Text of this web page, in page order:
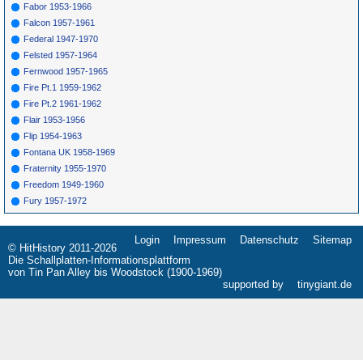
Fabor 1953-1966
Falcon 1957-1961
Federal 1947-1970
Felsted 1957-1964
Fernwood 1957-1965
Fire Pt.1 1959-1962
Fire Pt.2 1961-1962
Flair 1953-1956
Flip 1954-1963
Fontana UK 1958-1969
Fraternity 1955-1970
Freedom 1949-1960
Fury 1957-1972
Navigation
überspringen
Login Impressum Datenschutz Sitemap
© HitHistory 2011-2026
Die Schallplatten-Informationsplattform
von Tin Pan Alley bis Woodstock (1900-1969)
supported by
tinygiant.de